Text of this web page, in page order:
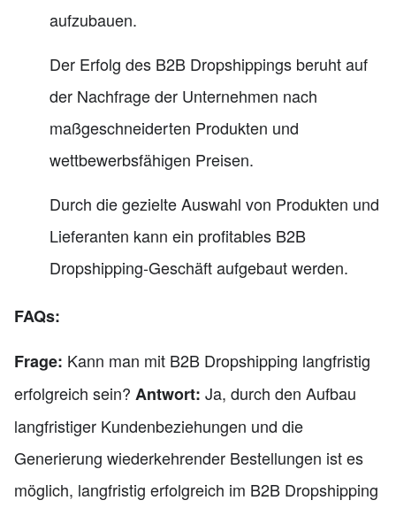
aufzubauen.
Der Erfolg des B2B Dropshippings beruht auf
der Nachfrage der Unternehmen nach
maßgeschneiderten Produkten und
wettbewerbsfähigen Preisen.
Durch die gezielte Auswahl von Produkten und
Lieferanten kann ein profitables B2B
Dropshipping-Geschäft aufgebaut werden.
FAQs:
Frage: Kann man mit B2B Dropshipping langfristig
erfolgreich sein? Antwort: Ja, durch den Aufbau
langfristiger Kundenbeziehungen und die
Generierung wiederkehrender Bestellungen ist es
möglich, langfristig erfolgreich im B2B Dropshipping